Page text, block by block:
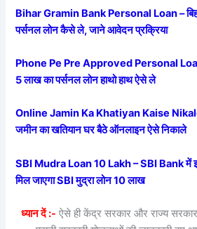
Bihar Gramin Bank Personal Loan –
पर्सनल लोन कैसे ले, जाने आवेदन प्रक्रिया
Phone Pe Pre Approved Personal Loan
5 लाख का पर्सनल लोन हाथो हाथ ऐसे ले
Online Jamin Ka Khatiyan Kaise
जमीन का खतियान घर बैठे ऑनलाइन ऐसे निकाले
SBI Mudra Loan 10 Lakh – SBI Bank में
मिल जाएगा SBI मुद्रा लोन 10 लाख
ध्यान दें :- ऐसे ही केंद्र सरकार और राज्य